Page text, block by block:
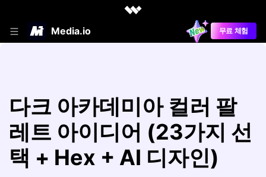
Media.io 무료 체험
다크 아카데미아 컬러 팔
레트 아이디어 (23가지 선
택 + Hex + AI 디자인)